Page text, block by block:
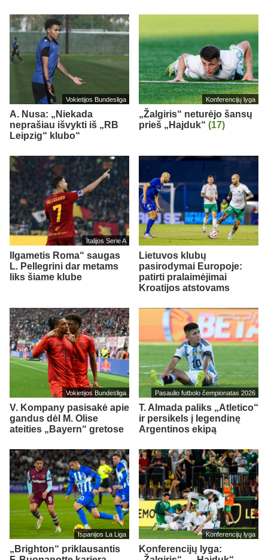
Vokietijos Bundesliga
A. Nusa: „Niekada
neprašiau išvykti iš „RB
Leipzig“ klubo“
Konferencijų lyga
„Žalgiris“ neturėjo šansų
prieš „Hajduk“ (17)
Italijos Serie A
Ilgametis Roma“ saugas
L. Pellegrini dar metams
liks šiame klube
Lietuvos klubų
pasirodymai Europoje:
patirti pralaimėjimai
Kroatijos atstovams
Vokietijos Bundesliga
V. Kompany pasisakė apie
gandus dėl M. Olise
ateities „Bayern“ gretose
Pasaulio futbolo čempionatas 2026
T. Almada paliks „Atletico“
ir persikels į legendinę
Argentinos ekipą
Ispanijos La Liga
„Brighton“ priklausantis
Konferencijų lyga
Konferencijų lyga: